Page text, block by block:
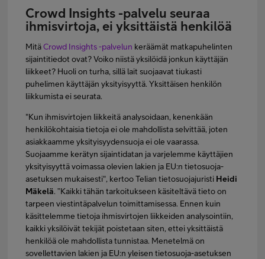
Crowd Insights -palvelu seuraa
ihmisvirtoja, ei yksittäistä henkilöä
MitäCrowd Insights -palvelun keräämät matkapuhelinten
sijaintitiedot ovat? Voiko niistä yksilöidä jonkun käyttäjän
liikkeet? Huoli on turha, sillä lait suojaavat tiukasti
puhelimen käyttäjän yksityisyyttä. Yksittäisen henkilön
liikkumista ei seurata.
"Kun ihmisvirtojen liikkeitä analysoidaan, kenenkään
henkilökohtaisia tietoja ei ole mahdollista selvittää, joten
asiakkaamme yksityisyydensuoja ei ole vaarassa.
Suojaamme kerätyn sijaintidatan ja varjelemme käyttäjien
yksityisyyttä voimassa olevien lakien ja EU:n tietosuoja-
asetuksen mukaisesti", kertoo Telian tietosuojajuristi Heidi
Mäkelä. ”Kaikki tähän tarkoitukseen käsiteltävä tieto on
tarpeen viestintäpalvelun toimittamisessa. Ennen kuin
käsittelemme tietoja ihmisvirtojen liikkeiden analysointiin,
kaikki yksilöivät tekijät poistetaan siten, ettei yksittäistä
henkilöä ole mahdollista tunnistaa. Menetelmä on
sovellettavien lakien ja EU:n yleisen tietosuoja-asetuksen